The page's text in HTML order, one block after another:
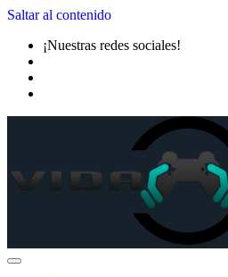
Saltar al contenido
¡Nuestras redes sociales!